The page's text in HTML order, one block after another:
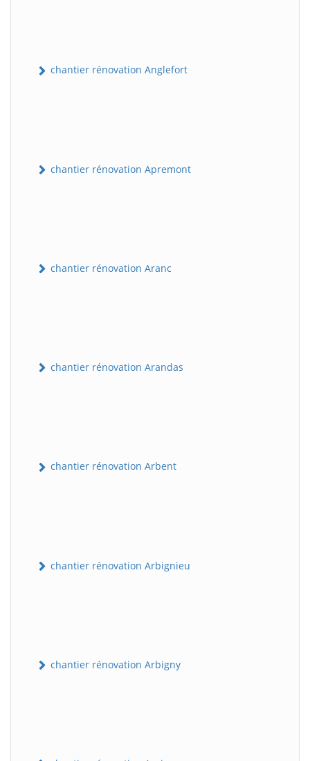
chantier rénovation Anglefort
chantier rénovation Apremont
chantier rénovation Aranc
chantier rénovation Arandas
chantier rénovation Arbent
chantier rénovation Arbignieu
chantier rénovation Arbigny